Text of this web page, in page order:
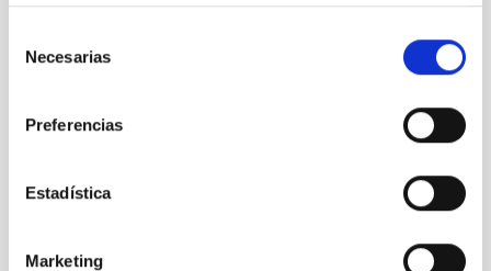
Necesarias
Preferencias
Estadística
Marketing